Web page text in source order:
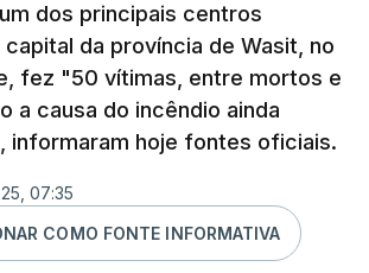
dos principais centros
da província de Wasit, no
fez "50 vítimas, entre mortos e
a causa do incêndio ainda
informaram hoje fontes oficiais.
07:35
COMO FONTE INFORMATIVA